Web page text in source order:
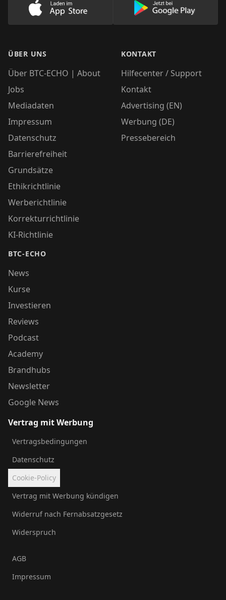
Lade unsere App im AppStore herunter
Lade unsere
ÜBER UNS
Über BTC-ECHO | About
Jobs
Mediadaten
Impressum
Datenschutz
Barrierefreiheit
Grundsätze
Ethikrichtlinie
Werberichtlinie
Korrekturrichtlinie
KI-Richtlinie
BTC-ECHO
News
Kurse
Investieren
Reviews
Podcast
Academy
Brandhubs
Newsletter
Google News
KONTAKT
Hilfecenter / Support
Kontakt
Advertising (EN)
Werbung (DE)
Pressebereich
Vertrag mit Werbung
Vertragsbedingungen
Datenschutz
Cookie-Policy
Vertrag mit Werbung kündigen
Widerruf nach Fernabsatzgesetz
Widerspruch
AGB
Impressum